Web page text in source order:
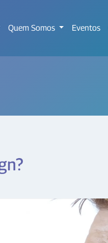
Quem Somos Eventos